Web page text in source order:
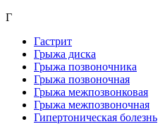
Г
Гастрит
Грыжа диска
Грыжа позвоночника
Грыжа позвоночная
Грыжа межпозвонковая
Грыжа межпозвоночная
Гипертоническая болезнь